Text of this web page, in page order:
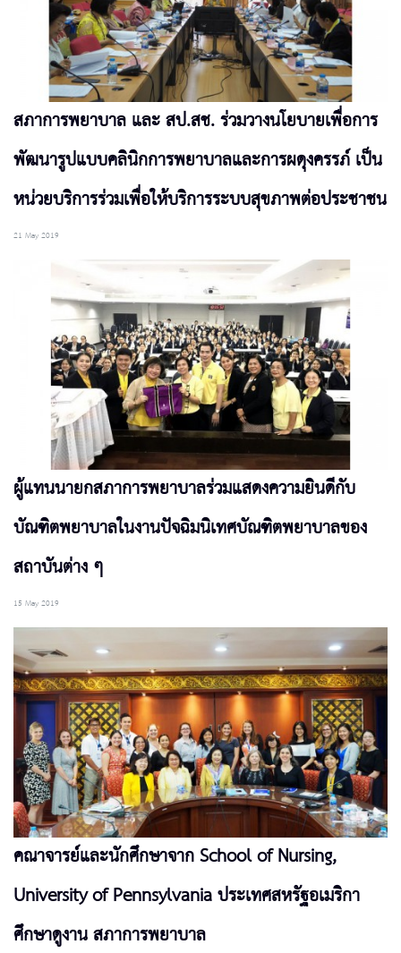
สภาการพยาบาล และ สป.สช. ร่วมวางนโยบายเพื่อการ
พัฒนารูปแบบคลินิกการพยาบาลและการผดุงครรภ์ เป็น
หน่วยบริการร่วมเพื่อให้บริการระบบสุขภาพต่อประชาชน
21 May 2019
ผู้แทนนายกสภาการพยาบาลร่วมแสดงความยินดีกับ
บัณฑิตพยาบาลในงานปัจฉิมนิเทศบัณฑิตพยาบาลของ
สถาบันต่าง ๆ
15 May 2019
คณาจารย์และนักศึกษาจาก School of Nursing,
University of Pennsylvania ประเทศสหรัฐอเมริกา
ศึกษาดูงาน สภาการพยาบาล